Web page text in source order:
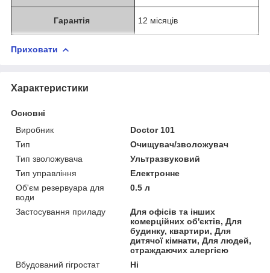
Гарантія 12 місяців
Приховати
Характеристики
Основні
Виробник
Doctor 101
Тип
Очищувач/зволожувач
Тип зволожувача
Ультразвуковий
Тип управління
Електронне
Об'єм резервуара для
води
0.5 л
Застосування приладу
Для офісів та інших
комерційних об'єктів, Для
будинку, квартири, Для
дитячої кімнати, Для людей,
страждаючих алергією
Вбудований гігростат
Ні